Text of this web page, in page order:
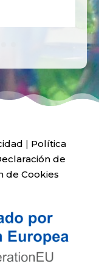
| Política
de
de Cookies